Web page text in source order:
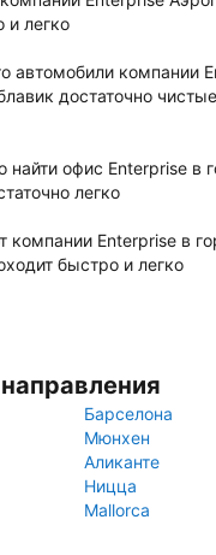
и легко
автомобили компании
достаточно чистые
найти офис Enterprise в
легко
компании Enterprise в
быстро и легко
Барселона
Мюнхен
Аликанте
Ницца
Mallorca